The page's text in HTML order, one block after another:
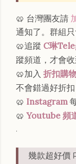
🥨 台灣團友請
通知了。群組
🥨追蹤 C琳
蹤頻道，才會
🥨加入 折扣購
不會錯過好折扣
🥨 Instagram
🥨 Youtube 頻
.
幾款超好價